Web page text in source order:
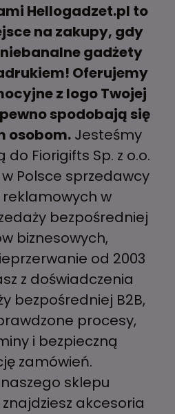
Hellogadzet.pl to
na zakupy, gdy
gadżety
Oferujemy
z logo Twojej
spodobają się
osobom. Jesteśmy
Fiorigifts Sp. z o.o.
Polsce sprzedawcy
w
bezpośredniej
biznesowych,
od 2003
z doświadczenia
bezpośredniej B2B,
procesy,
i bezpieczną
zamówień.
sklepu
akcesoria